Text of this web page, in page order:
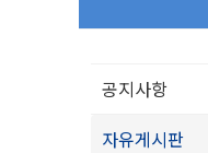
공지사항
자유게시판